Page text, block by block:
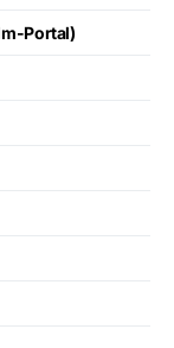
Portal)